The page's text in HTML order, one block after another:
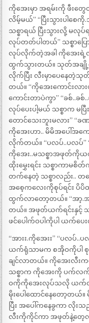
ကိုအေးမှာ အရမ်းကို ဖီးတွေတ
လိမ့်မယ်” “ပြီးသွားပါစေကို.
သစ္စာရယ် ပြီးသွားလို့ မလုပ်
လုပ်တတ်ပါတယ်” သစ္စာပြေ
လုပ်လိုက်တဲ့အခါ ကိုအေးရဲ့
ထွက်သွားတယ်။ သုတ်အချို့က
လိုက်ပြီး လီးမှာပေနေတဲ့
တယ်။ “ကိုအေးကောင်းလာ
ကောင်းတာပဲကွာ” “ခစ်
လုပ်ပေးပါ့မယ် သစ္စာက မ
တောင်သေးဘူးမလား” “ခဏန
ကိုအေးဟာ.. မိမိအပေါ်အကော
လိုက်တယ်။ “ပလပ်..ပလပ်” “အ
ကိုအေး..မသစ္စာအဖုတ်ကို
ထိုးမွှေးရင်း သစ္စာကာမ
တက်နေတဲ့ သစ္စာလည်း.. တဖ
အစေ့ကလေးကိုစုပ်ရင်း ပိ
ထွက်လာတော့တယ်။ “အာ့.အ
တယ်။ အဖုတ်ယက်ရင်းနှင့် သစ္
ဖင်ပေါက်ဝပါကိုပါ ယက်ပ
“အားး.ကိုအေးး” “ပလပ်
ယက်ရုံသာမက စအိုဝကိုပါ
ချင်လာတယ်။ ကိုအေးလီးက
သစ္စာက ကိုအေးကို ပက်လက်အိပ်
ဝကိုကိုအေးလုပ်သလို ယက်
မိုးပေါထောင်နေတော့တယ်။
ပြီး အပေါ်ကနေခွကာ
လီးကိုကိုင်ကာ အဖုတ်နဲ့တေ့လိုက်